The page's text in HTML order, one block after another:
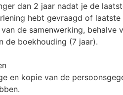
dan 2 jaar nadat je de
hebt gevraagd of laatste
de samenwerking, behalve
de boekhouding (7 jaar).
en kopie van de